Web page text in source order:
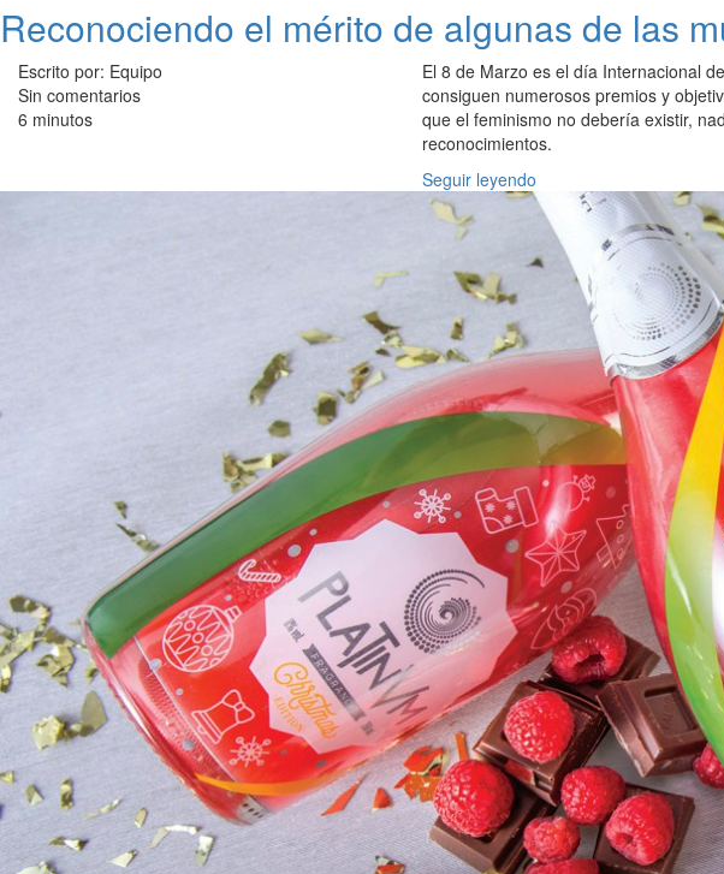
Reconociendo el mérito de algunas de las
Escrito por: Equipo
Sin comentarios
6 minutos
El 8 de Marzo es el día Internacional
consiguen numerosos premios y
que el feminismo no debería existir,
reconocimientos.
Seguir leyendo